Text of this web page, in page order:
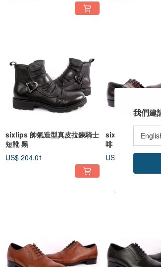
sixlips 帥氣造型真皮拉鍊騎士
短靴 黑
US$ 204.01
sixlips英倫素雅渲
啡
US$ 177.28
我們建